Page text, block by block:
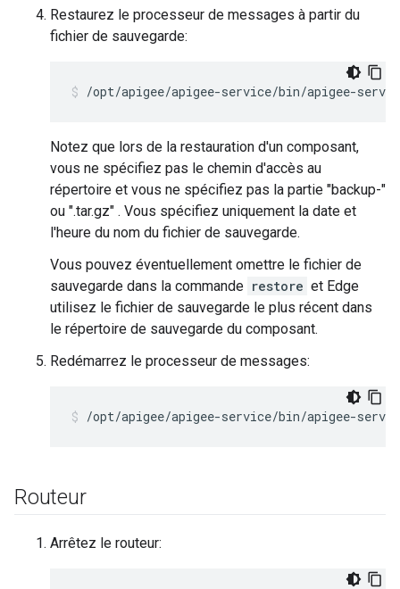
Restaurez le processeur de messages à partir du
fichier de sauvegarde:
/opt/apigee/apigee-service/bin/apigee-
Notez que lors de la restauration d'un composant,
vous ne spécifiez pas le chemin d'accès au
répertoire et vous ne spécifiez pas la partie "backup-"
ou ".tar.gz" . Vous spécifiez uniquement la date et
l'heure du nom du fichier de sauvegarde.
Vous pouvez éventuellement omettre le fichier de
sauvegarde dans la commande restore et Edge
utilisez le fichier de sauvegarde le plus récent dans
le répertoire de sauvegarde du composant.
Redémarrez le processeur de messages:
/opt/apigee/apigee-service/bin/apigee-
Routeur
Arrêtez le routeur: